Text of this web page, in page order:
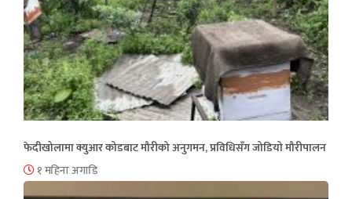
फेदीखोलामा क्युआर कोडबाट मौरीको अनुगमन, प्रविधिसँग जोडियो मौरीपालन
१ महिना अगाडि